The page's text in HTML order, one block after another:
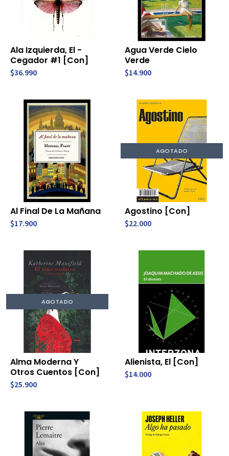
Ala Izquierda, El -
Cegador #1 [Con]
$36.990
Agua Verde Cielo
Verde
$14.900
Al Final De La Mañana
$17.900
AGOTADO
Agostino [Con]
$22.000
AGOTADO
Alma Moderna Y
Otros Cuentos [Con]
$25.900
Alienista, El [Con]
$14.000